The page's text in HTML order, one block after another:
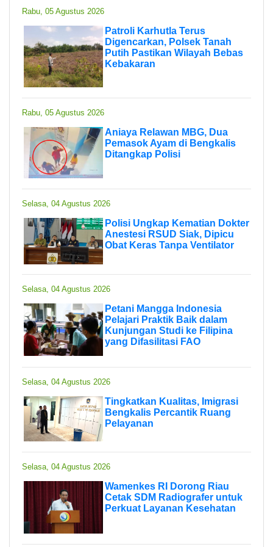
Rabu, 05 Agustus 2026
Patroli Karhutla Terus
Digencarkan, Polsek Tanah
Putih Pastikan Wilayah Bebas
Kebakaran
Rabu, 05 Agustus 2026
Aniaya Relawan MBG, Dua
Pemasok Ayam di Bengkalis
Ditangkap Polisi
Selasa, 04 Agustus 2026
Polisi Ungkap Kematian Dokter
Anestesi RSUD Siak, Dipicu
Obat Keras Tanpa Ventilator
Selasa, 04 Agustus 2026
Petani Mangga Indonesia
Pelajari Praktik Baik dalam
Kunjungan Studi ke Filipina
yang Difasilitasi FAO
Selasa, 04 Agustus 2026
Tingkatkan Kualitas, Imigrasi
Bengkalis Percantik Ruang
Pelayanan
Selasa, 04 Agustus 2026
Wamenkes RI Dorong Riau
Cetak SDM Radiografer untuk
Perkuat Layanan Kesehatan